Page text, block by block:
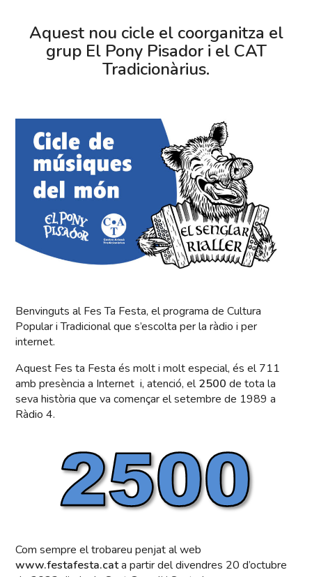
Aquest nou cicle el coorganitza el
grup El Pony Pisador i el CAT
Tradicionàrius.
Benvinguts al Fes Ta Festa, el programa de Cultura
Popular i Tradicional que s’escolta per la ràdio i per
internet.
Aquest Fes ta Festa és molt i molt especial, és el 711
amb presència a Internet i, atenció, el2500de tota la
seva història que va començar el setembre de 1989 a
Ràdio 4.
Com sempre el trobareu penjat al web
www.festafesta.cata partir del divendres 20 d’octubre